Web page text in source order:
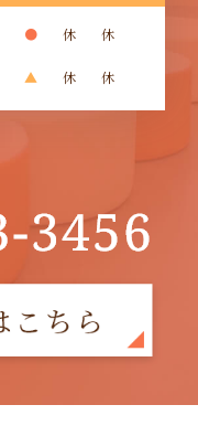
● 休
休
▲ 休 休